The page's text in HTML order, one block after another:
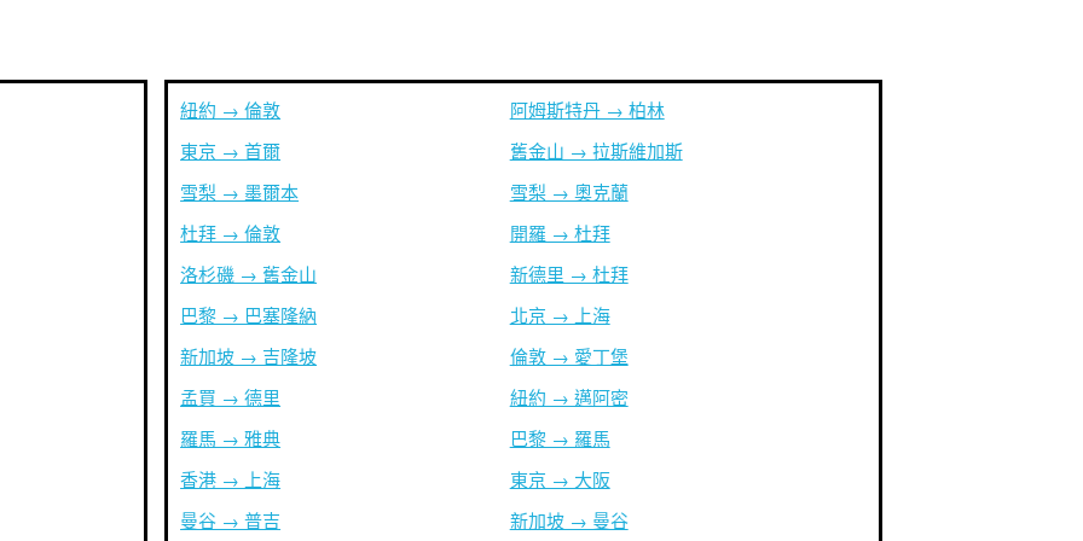
紐約 → 倫敦
東京 → 首爾
雪梨 → 墨爾本
杜拜 → 倫敦
洛杉磯 → 舊金山
巴黎 → 巴塞隆納
新加坡 → 吉隆坡
孟買 → 德里
羅馬 → 雅典
香港 → 上海
曼谷 → 普吉
阿姆斯特丹 → 柏林
舊金山 → 拉斯維加斯
雪梨 → 奧克蘭
開羅 → 杜拜
新德里 → 杜拜
北京 → 上海
倫敦 → 愛丁堡
紐約 → 邁阿密
巴黎 → 羅馬
東京 → 大阪
新加坡 → 曼谷